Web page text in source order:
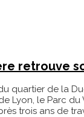
retrouve
quartier de la
Lyon, le Parc du
trois ans de